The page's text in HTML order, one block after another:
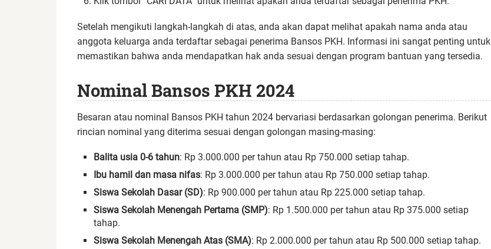
Setelah mengikuti langkah-langkah di atas, anda akan dapat melihat apakah nama anda atau
anggota keluarga anda terdaftar sebagai penerima Bansos PKH. Informasi ini sangat penting untuk
memastikan bahwa anda mendapatkan hak anda sesuai dengan program bantuan yang tersedia.
Nominal Bansos PKH 2024
Besaran atau nominal Bansos PKH tahun 2024 bervariasi berdasarkan golongan penerima. Berikut
rincian nominal yang diterima sesuai dengan golongan masing-masing:
Balita usia 0-6 tahun: Rp 3.000.000 per tahun atau Rp 750.000 setiap tahap.
Ibu hamil dan masa nifas: Rp 3.000.000 per tahun atau Rp 750.000 setiap tahap.
Siswa Sekolah Dasar (SD): Rp 900.000 per tahun atau Rp 225.000 setiap tahap.
Siswa Sekolah Menengah Pertama (SMP): Rp 1.500.000 per tahun atau Rp 375.000 setiap
tahap.
Siswa Sekolah Menengah Atas (SMA): Rp 2.000.000 per tahun atau Rp 500.000 setiap tahap.